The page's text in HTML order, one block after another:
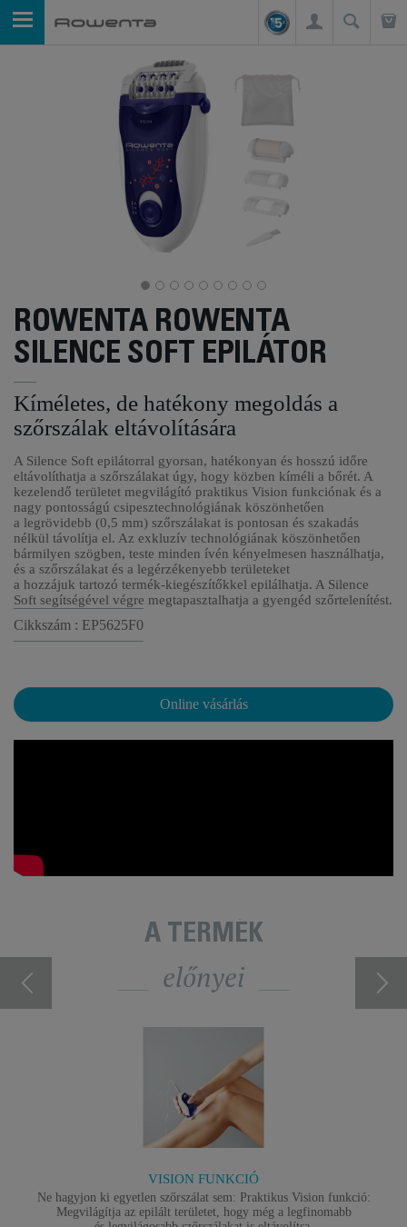
ROWENTA ROWENTA
SILENCE SOFT EPILÁTOR
Kíméletes, de hatékony megoldás a
szőrszálak eltávolítására
A Silence Soft epilátorral gyorsan, hatékonyan és hosszú időre
eltávolíthatja a szőrszálakat úgy, hogy közben kíméli a bőrét. A
kezelendő területet megvilágító praktikus Vision funkciónak és a
nagy pontosságú csipesztechnológiának köszönhetően
a legrövidebb (0,5 mm) szőrszálakat is pontosan és szakadás
nélkül távolítja el. Az exkluzív technológiának köszönhetően
bármilyen szögben, teste minden ívén kényelmesen használhatja,
és a szőrszálakat és a legérzékenyebb területeket
a hozzájuk tartozó termék-kiegészítőkkel epilálhatja. A Silence
Soft segítségével végre megtapasztalhatja a gyengéd szőrtelenítést.
Cikkszám : EP5625F0
Online vásárlás
A TERMÉK
előnyei
VISION FUNKCIÓ
Ne hagyjon ki egyetlen szőrszálat sem: Praktikus Vision funkció:
Megvilágítja az epilált területet, hogy még a legfinomabb